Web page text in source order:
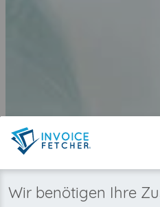
Warum
Wir benötigen Ihre